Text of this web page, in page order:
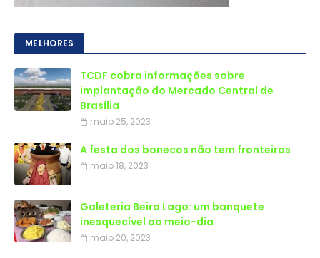
MELHORES
TCDF cobra informações sobre
implantação do Mercado Central de
Brasília
maio 25, 2023
A festa dos bonecos não tem fronteiras
maio 18, 2023
Galeteria Beira Lago: um banquete
inesquecível ao meio-dia
maio 20, 2023